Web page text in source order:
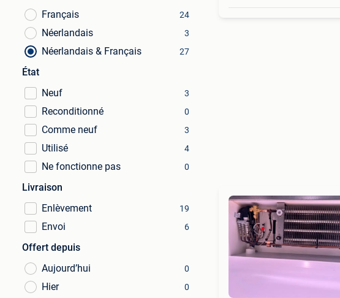
Français
24
Néerlandais 3
Néerlandais & Français 27
État
Neuf
3
Reconditionné 0
Comme neuf 3
Utilisé 4
Ne fonctionne pas 0
Livraison
Enlèvement
19
Envoi 6
Offert depuis
Aujourd’hui
0
Hier 0